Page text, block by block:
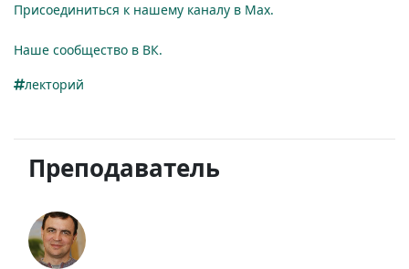
Присоединиться к нашему каналу в Max.
Наше сообщество в ВК.
лекторий
Преподаватель